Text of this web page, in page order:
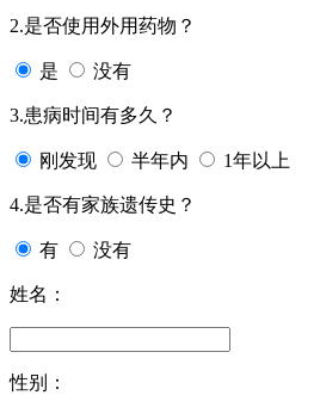
2.是否使用外用药物？
是 没有
3.患病时间有多久？
刚发现 半年内 1年以上
4.是否有家族遗传史？
有 没有
姓名：
性别：